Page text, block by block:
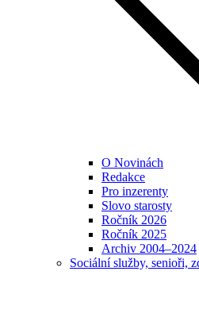
O Novinách
Redakce
Pro inzerenty
Slovo starosty
Ročník 2026
Ročník 2025
Archiv 2004–2024
Sociální služby, senioři,